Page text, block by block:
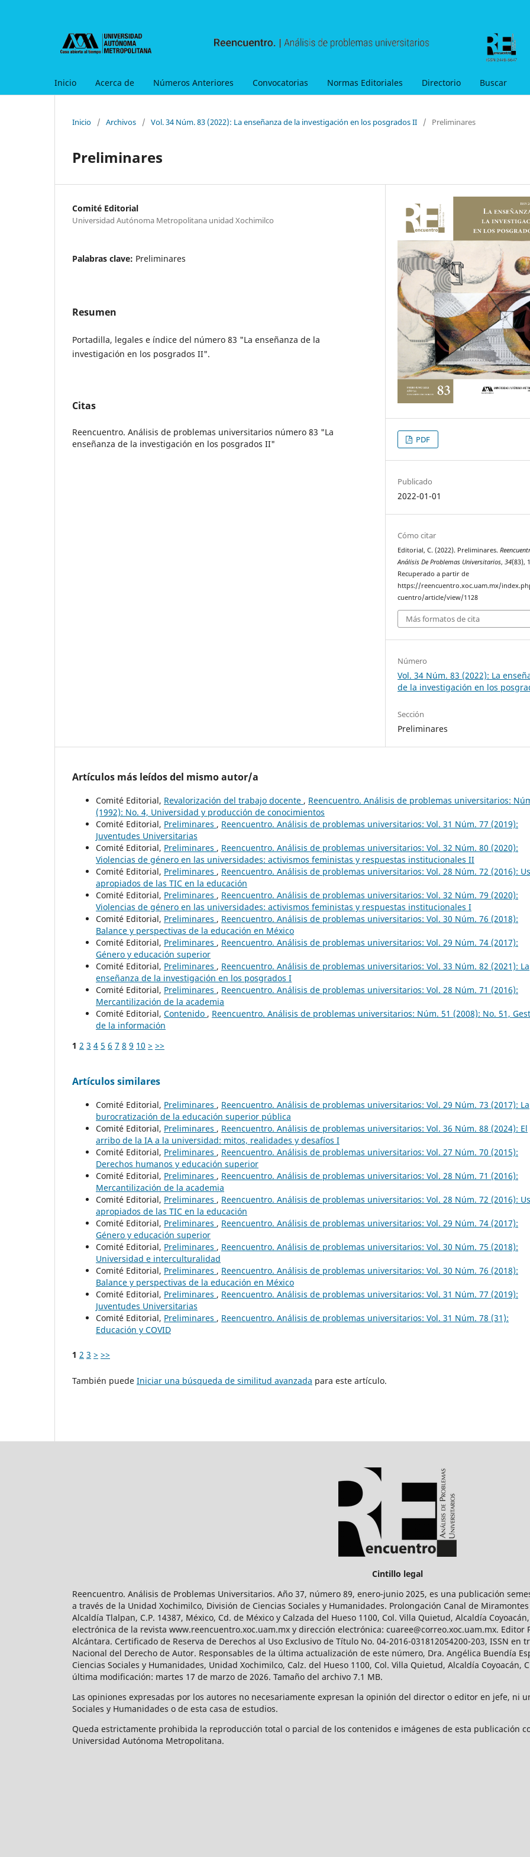
Inicio Acerca de Números Anteriores Convocatorias Normas Editoriales Directorio Buscar
Inicio / Archivos / Vol. 34 Núm. 83 (2022): La enseñanza de la investigación en los posgrados II / Preliminares
Preliminares
Comité Editorial
Universidad Autónoma Metropolitana unidad Xochimilco
Palabras clave: Preliminares
Resumen
Portadilla, legales e índice del número 83 "La enseñanza de la
investigación en los posgrados II".
Citas
Reencuentro. Análisis de problemas universitarios número 83 "La
enseñanza de la investigación en los posgrados II"
PDF
Publicado
2022-01-01
Cómo citar
Editorial, C. (2022). Preliminares.
Análisis De Problemas Universitarios,34(83),
Recuperado a partir de
https://reencuentro.xoc.uam.mx/
cuentro/article/view/1128
Más formatos de cita
Número
Vol. 34 Núm. 83 (2022): La
de la investigación en los
Sección
Preliminares
Artículos más leídos del mismo autor/a
Comité Editorial, Revalorización del trabajo docente , Reencuentro. Análisis de problemas universitarios:
(1992): No. 4, Universidad y producción de conocimientos
Comité Editorial, Preliminares , Reencuentro. Análisis de problemas universitarios: Vol. 31 Núm. 77 (2019):
Juventudes Universitarias
Comité Editorial, Preliminares , Reencuentro. Análisis de problemas universitarios: Vol. 32 Núm. 80 (2020):
Violencias de género en las universidades: activismos feministas y respuestas institucionales II
Comité Editorial, Preliminares , Reencuentro. Análisis de problemas universitarios: Vol. 28 Núm. 72 (2016):
apropiados de las TIC en la educación
Comité Editorial, Preliminares , Reencuentro. Análisis de problemas universitarios: Vol. 32 Núm. 79 (2020):
Violencias de género en las universidades: activismos feministas y respuestas institucionales I
Comité Editorial, Preliminares , Reencuentro. Análisis de problemas universitarios: Vol. 30 Núm. 76 (2018):
Balance y perspectivas de la educación en México
Comité Editorial, Preliminares , Reencuentro. Análisis de problemas universitarios: Vol. 29 Núm. 74 (2017):
Género y educación superior
Comité Editorial, Preliminares , Reencuentro. Análisis de problemas universitarios: Vol. 33 Núm. 82 (2021): La
enseñanza de la investigación en los posgrados I
Comité Editorial, Preliminares , Reencuentro. Análisis de problemas universitarios: Vol. 28 Núm. 71 (2016):
Mercantilización de la academia
Comité Editorial, Contenido , Reencuentro. Análisis de problemas universitarios: Núm. 51 (2008): No. 51,
de la información
1 2 3 4 5 6 7 8 9 10 > >>
Artículos similares
Comité Editorial, Preliminares , Reencuentro. Análisis de problemas universitarios: Vol. 29 Núm. 73 (2017): La
burocratización de la educación superior pública
Comité Editorial, Preliminares , Reencuentro. Análisis de problemas universitarios: Vol. 36 Núm. 88 (2024): El
arribo de la IA a la universidad: mitos, realidades y desafíos I
Comité Editorial, Preliminares , Reencuentro. Análisis de problemas universitarios: Vol. 27 Núm. 70 (2015):
Derechos humanos y educación superior
Comité Editorial, Preliminares , Reencuentro. Análisis de problemas universitarios: Vol. 28 Núm. 71 (2016):
Mercantilización de la academia
Comité Editorial, Preliminares , Reencuentro. Análisis de problemas universitarios: Vol. 28 Núm. 72 (2016):
apropiados de las TIC en la educación
Comité Editorial, Preliminares , Reencuentro. Análisis de problemas universitarios: Vol. 29 Núm. 74 (2017):
Género y educación superior
Comité Editorial, Preliminares , Reencuentro. Análisis de problemas universitarios: Vol. 30 Núm. 75 (2018):
Universidad e interculturalidad
Comité Editorial, Preliminares , Reencuentro. Análisis de problemas universitarios: Vol. 30 Núm. 76 (2018):
Balance y perspectivas de la educación en México
Comité Editorial, Preliminares , Reencuentro. Análisis de problemas universitarios: Vol. 31 Núm. 77 (2019):
Juventudes Universitarias
Comité Editorial, Preliminares , Reencuentro. Análisis de problemas universitarios: Vol. 31 Núm. 78 (31):
Educación y COVID
1 2 3 > >>
También puede Iniciar una búsqueda de similitud avanzada para este artículo.
Cintillo legal
Reencuentro. Análisis de Problemas Universitarios. Año 37, número 89, enero-junio 2025, es una publicación
a través de la Unidad Xochimilco, División de Ciencias Sociales y Humanidades. Prolongación Canal de Miramontes
Alcaldía Tlalpan, C.P. 14387, México, Cd. de México y Calzada del Hueso 1100, Col. Villa Quietud, Alcaldía
electrónica de la revista www.reencuentro.xoc.uam.mx y dirección electrónica: cuaree@correo.xoc.uam.mx. Editor
Alcántara. Certificado de Reserva de Derechos al Uso Exclusivo de Título No. 04-2016-031812054200-203, ISSN
Nacional del Derecho de Autor. Responsables de la última actualización de este número, Dra. Angélica Buendía
Ciencias Sociales y Humanidades, Unidad Xochimilco, Calz. del Hueso 1100, Col. Villa Quietud, Alcaldía Coyoacán,
última modificación: martes 17 de marzo de 2026. Tamaño del archivo 7.1 MB.
Las opiniones expresadas por los autores no necesariamente expresan la opinión del director o editor en jefe, ni
Sociales y Humanidades o de esta casa de estudios.
Queda estrictamente prohibida la reproducción total o parcial de los contenidos e imágenes de esta publicación
Universidad Autónoma Metropolitana.